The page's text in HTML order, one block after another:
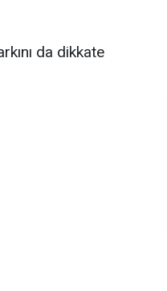
da dikkate